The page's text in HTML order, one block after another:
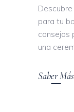
para tu
consejos
una
Saber Más